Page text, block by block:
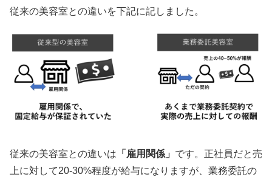
従来の美容室との違いを下記に記しました。
従来の美容室との違いは 「雇用関係」 です。正社員だと売
上に対して20-30%程度が給与になりますが、業務委託の